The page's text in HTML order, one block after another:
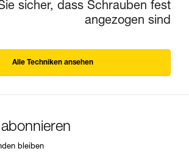
sicher, dass Schrauben fest
angezogen sind
Alle Techniken ansehen
bleiben